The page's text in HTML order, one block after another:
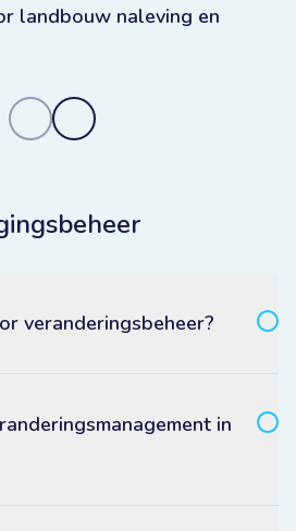
zodat uw gegevens
blijven.
over toegang,
zodat je er zeker van
landbouw naleving en
veranderingsbeheer?
in